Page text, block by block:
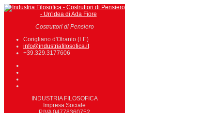
Costruttori di Pensiero
Corigliano d'Otranto (LE)
info@industriafilosofica.it
+39.329.3177606
INDUSTRIA FILOSOFICA
Impresa Sociale